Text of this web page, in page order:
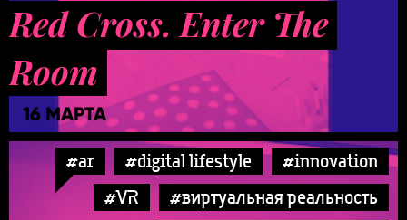
Red Cross. Enter The
Room
16 МАРТА
#ar #digital lifestyle
#innovation
#VR
#виртуальная реальность